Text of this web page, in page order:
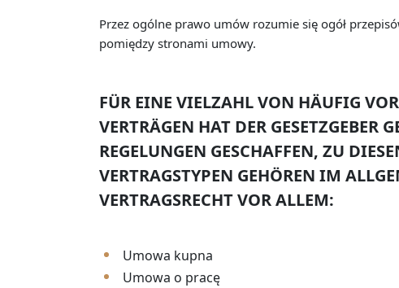
Przez ogólne prawo umów rozumie się ogół
pomiędzy stronami umowy.
FÜR EINE VIELZAHL VON HÄUFIG
VERTRÄGEN HAT DER GESETZGEBER
REGELUNGEN GESCHAFFEN, ZU
VERTRAGSTYPEN GEHÖREN IM
VERTRAGSRECHT VOR ALLEM:
Umowa kupna
Umowa o pracę